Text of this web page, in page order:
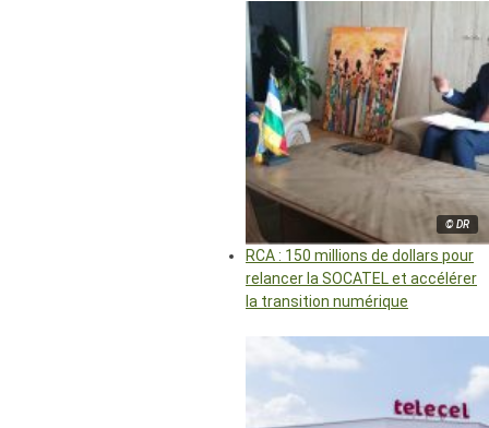
© DR
RCA : 150 millions de dollars pour
relancer la SOCATEL et accélérer
la transition numérique